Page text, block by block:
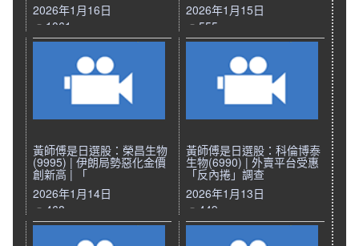
2026年1月16日
1061
2026年1月15日
555
黃師傅是日選股：榮昌生物
(9995) | 伊朗局勢惡化金價
創新高 | 「
2026年1月14日
468
黃師傅是日選股：科倫博泰
生物(6990) | 外賣平台受惠
「反內捲」調查
2026年1月13日
449